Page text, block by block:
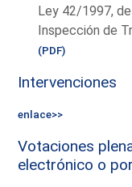
Ley 42/1997,
Inspección de
(PDF)
Intervenciones
enlace>>
Votaciones
electrónico o